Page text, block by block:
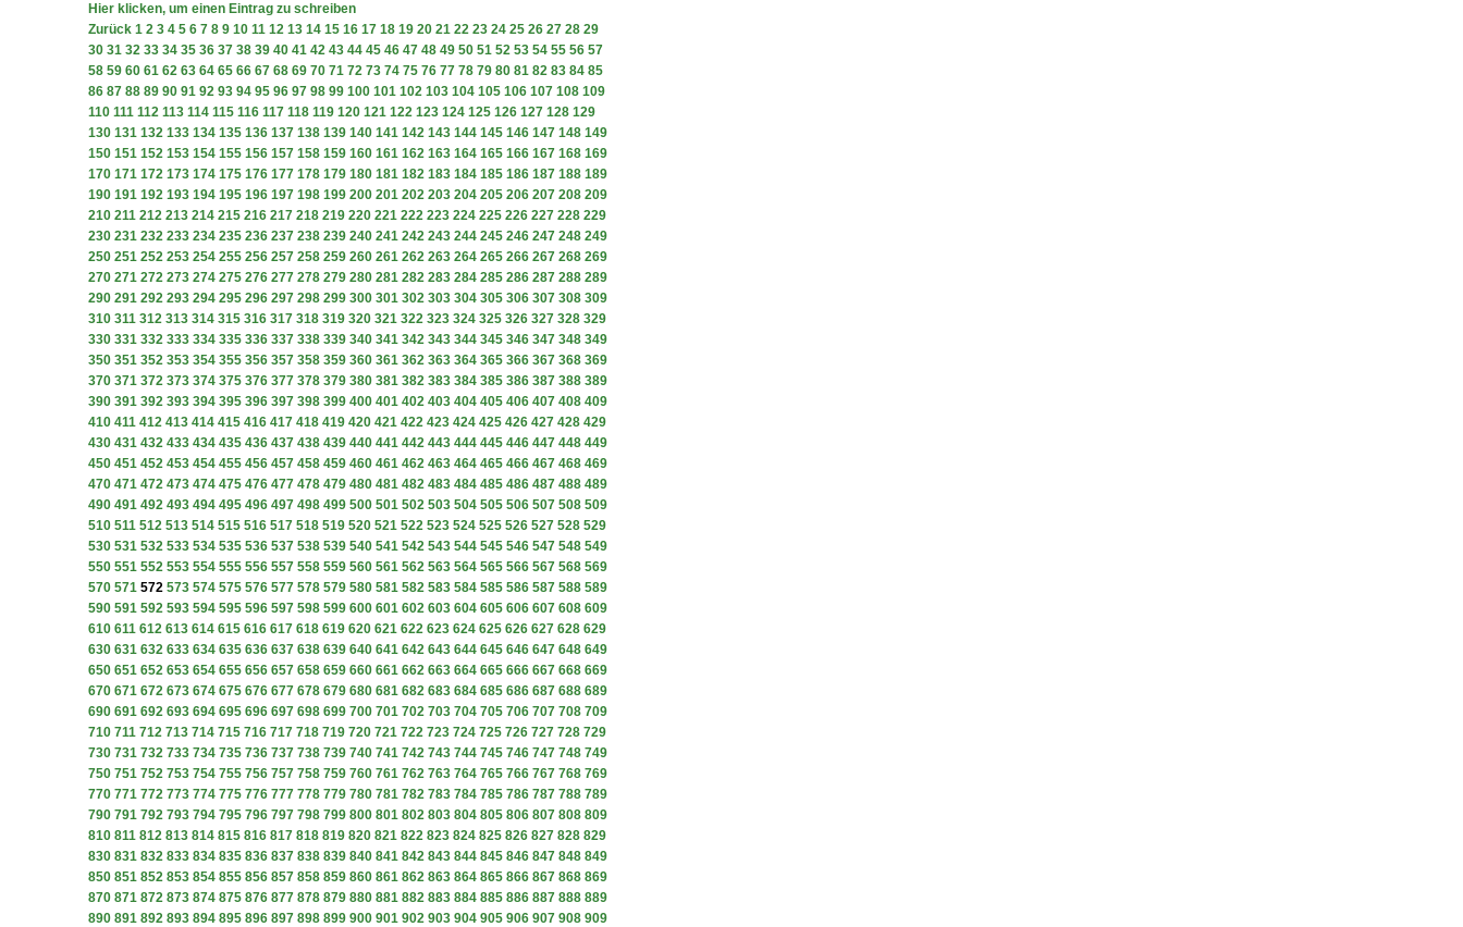
Hier klicken, um einen Eintrag zu schreiben
Zurück 1 2 3 4 5 6 7 8 9 10 11 12 13 14 15 16 17 18 19 20 21 22 23 24 25 26 27 28 29
30 31 32 33 34 35 36 37 38 39 40 41 42 43 44 45 46 47 48 49 50 51 52 53 54 55 56 57
58 59 60 61 62 63 64 65 66 67 68 69 70 71 72 73 74 75 76 77 78 79 80 81 82 83 84 85
86 87 88 89 90 91 92 93 94 95 96 97 98 99 100 101 102 103 104 105 106 107 108 109
110 111 112 113 114 115 116 117 118 119 120 121 122 123 124 125 126 127 128 129
130 131 132 133 134 135 136 137 138 139 140 141 142 143 144 145 146 147 148 149
150 151 152 153 154 155 156 157 158 159 160 161 162 163 164 165 166 167 168 169
170 171 172 173 174 175 176 177 178 179 180 181 182 183 184 185 186 187 188 189
190 191 192 193 194 195 196 197 198 199 200 201 202 203 204 205 206 207 208 209
210 211 212 213 214 215 216 217 218 219 220 221 222 223 224 225 226 227 228 229
230 231 232 233 234 235 236 237 238 239 240 241 242 243 244 245 246 247 248 249
250 251 252 253 254 255 256 257 258 259 260 261 262 263 264 265 266 267 268 269
270 271 272 273 274 275 276 277 278 279 280 281 282 283 284 285 286 287 288 289
290 291 292 293 294 295 296 297 298 299 300 301 302 303 304 305 306 307 308 309
310 311 312 313 314 315 316 317 318 319 320 321 322 323 324 325 326 327 328 329
330 331 332 333 334 335 336 337 338 339 340 341 342 343 344 345 346 347 348 349
350 351 352 353 354 355 356 357 358 359 360 361 362 363 364 365 366 367 368 369
370 371 372 373 374 375 376 377 378 379 380 381 382 383 384 385 386 387 388 389
390 391 392 393 394 395 396 397 398 399 400 401 402 403 404 405 406 407 408 409
410 411 412 413 414 415 416 417 418 419 420 421 422 423 424 425 426 427 428 429
430 431 432 433 434 435 436 437 438 439 440 441 442 443 444 445 446 447 448 449
450 451 452 453 454 455 456 457 458 459 460 461 462 463 464 465 466 467 468 469
470 471 472 473 474 475 476 477 478 479 480 481 482 483 484 485 486 487 488 489
490 491 492 493 494 495 496 497 498 499 500 501 502 503 504 505 506 507 508 509
510 511 512 513 514 515 516 517 518 519 520 521 522 523 524 525 526 527 528 529
530 531 532 533 534 535 536 537 538 539 540 541 542 543 544 545 546 547 548 549
550 551 552 553 554 555 556 557 558 559 560 561 562 563 564 565 566 567 568 569
570 571 572 573 574 575 576 577 578 579 580 581 582 583 584 585 586 587 588 589
590 591 592 593 594 595 596 597 598 599 600 601 602 603 604 605 606 607 608 609
610 611 612 613 614 615 616 617 618 619 620 621 622 623 624 625 626 627 628 629
630 631 632 633 634 635 636 637 638 639 640 641 642 643 644 645 646 647 648 649
650 651 652 653 654 655 656 657 658 659 660 661 662 663 664 665 666 667 668 669
670 671 672 673 674 675 676 677 678 679 680 681 682 683 684 685 686 687 688 689
690 691 692 693 694 695 696 697 698 699 700 701 702 703 704 705 706 707 708 709
710 711 712 713 714 715 716 717 718 719 720 721 722 723 724 725 726 727 728 729
730 731 732 733 734 735 736 737 738 739 740 741 742 743 744 745 746 747 748 749
750 751 752 753 754 755 756 757 758 759 760 761 762 763 764 765 766 767 768 769
770 771 772 773 774 775 776 777 778 779 780 781 782 783 784 785 786 787 788 789
790 791 792 793 794 795 796 797 798 799 800 801 802 803 804 805 806 807 808 809
810 811 812 813 814 815 816 817 818 819 820 821 822 823 824 825 826 827 828 829
830 831 832 833 834 835 836 837 838 839 840 841 842 843 844 845 846 847 848 849
850 851 852 853 854 855 856 857 858 859 860 861 862 863 864 865 866 867 868 869
870 871 872 873 874 875 876 877 878 879 880 881 882 883 884 885 886 887 888 889
890 891 892 893 894 895 896 897 898 899 900 901 902 903 904 905 906 907 908 909